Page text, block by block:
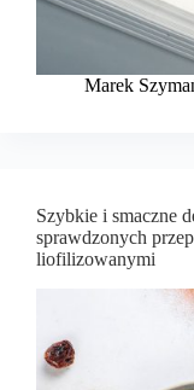
Marek
Szybkie i smaczne
sprawdzonych
liofilizowanymi